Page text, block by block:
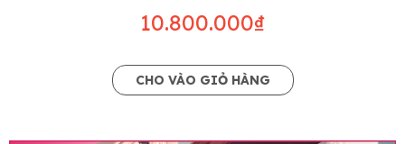
10.800.000₫
CHO VÀO GIỎ HÀNG